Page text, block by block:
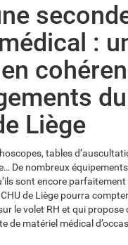
:
Liège
tables
De nombreux
sont encore
de Liège pourra
le volet RH et qui propose
de matériel médical